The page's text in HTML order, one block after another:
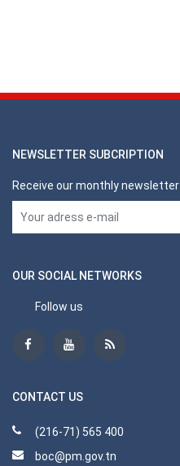
NEWSLETTER SUBCRIPTION
Receive our monthly newsletter
OUR SOCIAL NETWORKS
Follow us
CONTACT US
(216-71) 565 400
boc@pm.gov.tn